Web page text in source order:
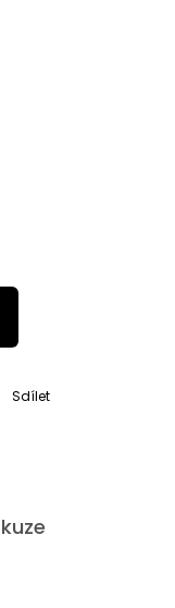
Sdílet